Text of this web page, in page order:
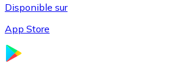
Disponible sur
App Store